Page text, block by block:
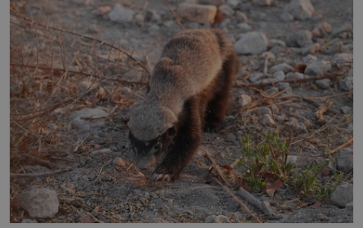
Velkých Losinách nebo v termálním